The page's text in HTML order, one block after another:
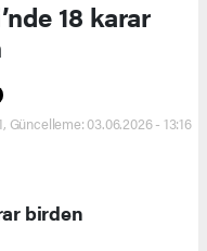
18 karar
Güncelleme: 03.06.2026 - 13:16
birden